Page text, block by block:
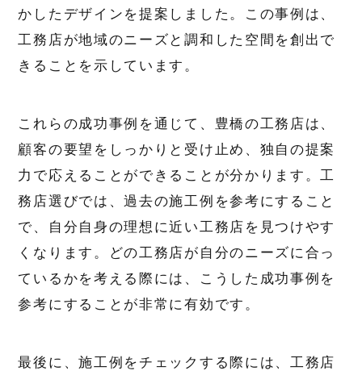
かしたデザインを提案しました。この事例は、
工務店が地域のニーズと調和した空間を創出で
きることを示しています。
これらの成功事例を通じて、豊橋の工務店は、
顧客の要望をしっかりと受け止め、独自の提案
力で応えることができることが分かります。工
務店選びでは、過去の施工例を参考にすること
で、自分自身の理想に近い工務店を見つけやす
くなります。どの工務店が自分のニーズに合っ
ているかを考える際には、こうした成功事例を
参考にすることが非常に有効です。
最後に、施工例をチェックする際には、工務店